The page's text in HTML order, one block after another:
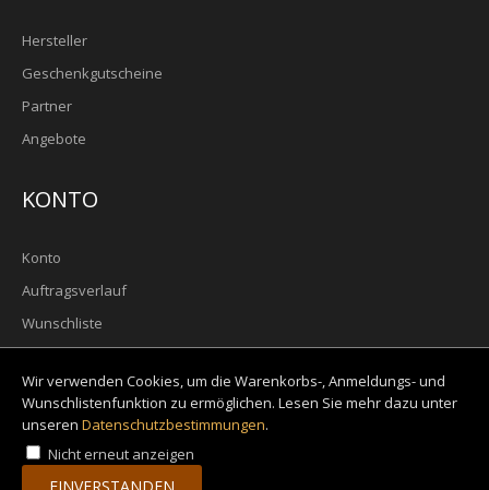
Wir verwenden Cookies, um die Warenkorbs-, Anmeldungs- und
Wunschlistenfunktion zu ermöglichen. Lesen Sie mehr dazu unter
unseren Datenschutzbestimmungen.
Nicht erneut anzeigen
Hersteller
Geschenkgutscheine
Partner
Angebote
KONTO
Konto
Auftragsverlauf
Wunschliste